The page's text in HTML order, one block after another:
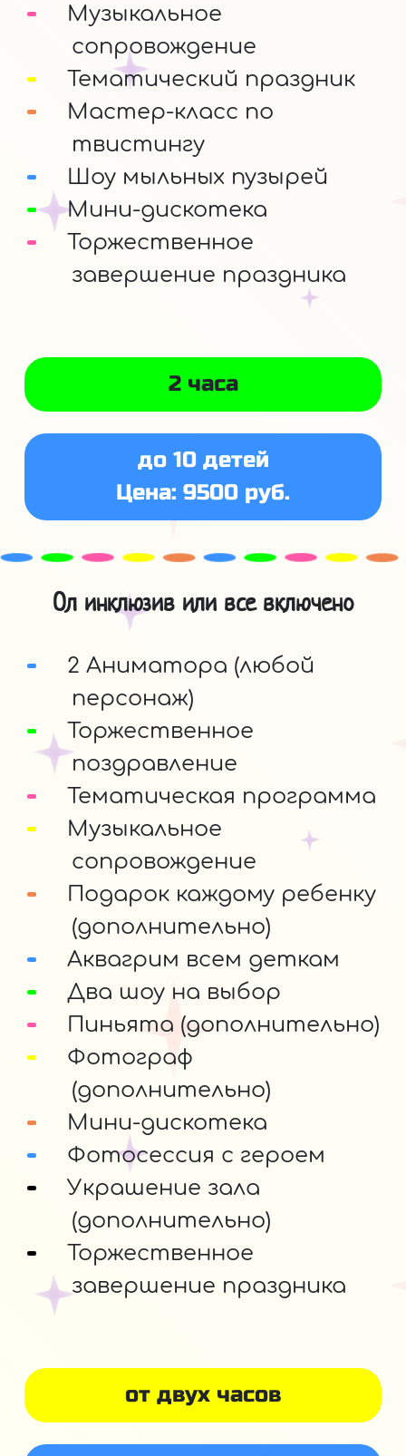
Музыкальное
сопровождение
Тематический праздник
Мастер-класс по
твистингу
Шоу мыльных пузырей
Мини-дискотека
Торжественное
завершение праздника
2 часа
до 10 детей
Цена: 9500 руб.
от двух часов
Ол инклюзив или все включено
2 Аниматора (любой
персонаж)
Торжественное
поздравление
Тематическая программа
Музыкальное
сопровождение
Подарок каждому ребенку
(дополнительно)
Аквагрим всем деткам
Два шоу на выбор
Пиньята (дополнительно)
Фотограф
(дополнительно)
Мини-дискотека
Фотосессия с героем
Украшение зала
(дополнительно)
Торжественное
завершение праздника